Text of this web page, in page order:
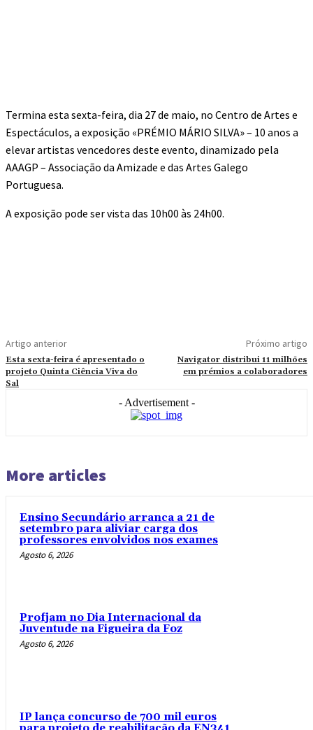
Termina esta sexta-feira, dia 27 de maio, no Centro de Artes e
Espectáculos, a exposição «PRÉMIO MÁRIO SILVA» – 10 anos a
elevar artistas vencedores deste evento, dinamizado pela
AAAGP – Associação da Amizade e das Artes Galego
Portuguesa.
A exposição pode ser vista das 10h00 às 24h00.
Artigo anterior
Esta sexta-feira é apresentado o
projeto Quinta Ciência Viva do
Sal
Próximo artigo
Navigator distribui 11 milhões
em prémios a colaboradores
- Advertisement -
More articles
Ensino Secundário arranca a 21 de
setembro para aliviar carga dos
professores envolvidos nos exames
Agosto 6, 2026
Profjam no Dia Internacional da
Juventude na Figueira da Foz
Agosto 6, 2026
IP lança concurso de 700 mil euros